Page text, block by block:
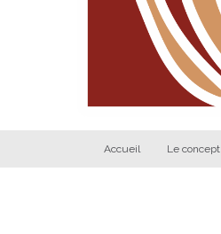
Accueil Le concept